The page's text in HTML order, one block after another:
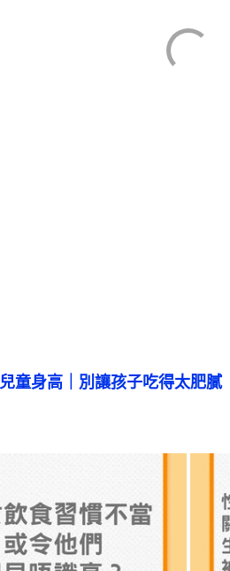
兒童身高｜別讓孩子吃得太肥